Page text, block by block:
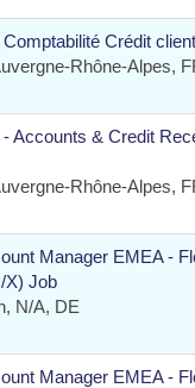
Crédit
Rhône-Alpes,
Accounts & Credit
Rhône-Alpes,
Manager EMEA -
X) Job
N/A, DE
Manager EMEA -